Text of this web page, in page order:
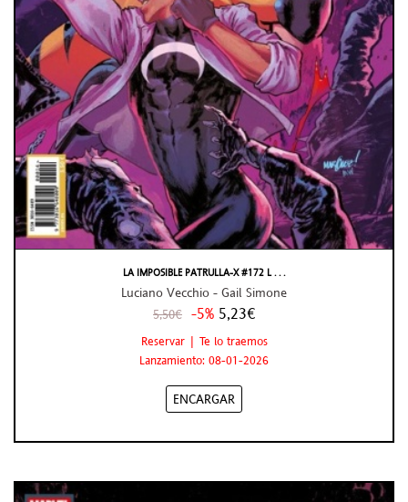
LA IMPOSIBLE PATRULLA-X #172 L . . .
Luciano Vecchio - Gail Simone
5,50€ -5% 5,23€
Reservar | Te lo traemos
Lanzamiento: 08-01-2026
ENCARGAR